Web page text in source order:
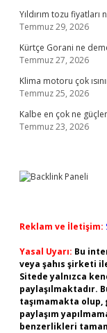
Yıldırım tozu fiyatları
Temmuz 29, 2026
Kürtçe Gorani ne
Temmuz 27, 2026
Klima motoru çok
Temmuz 25, 2026
Kalbe en çok ne
Temmuz 23, 2026
Reklam ve İletişim:
Yasal Uyarı: Bu
veya şahıs şirketi
Sitede yalnızca
paylaşılmaktadır.
taşımamakta
paylaşım
benzerlikleri